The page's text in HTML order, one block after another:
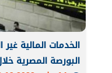
الخدمات المالية
البورصة المصرية